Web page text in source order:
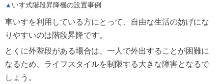
いす式階段昇降機の設置事例
車いすを利用している方にとって、自由な生活の妨げにな
りやすいのは階段昇降です。
とくに外階段がある場合は、一人で外出することが困難に
なるため、ライフスタイルを制限する大きな障害となるで
しょう。